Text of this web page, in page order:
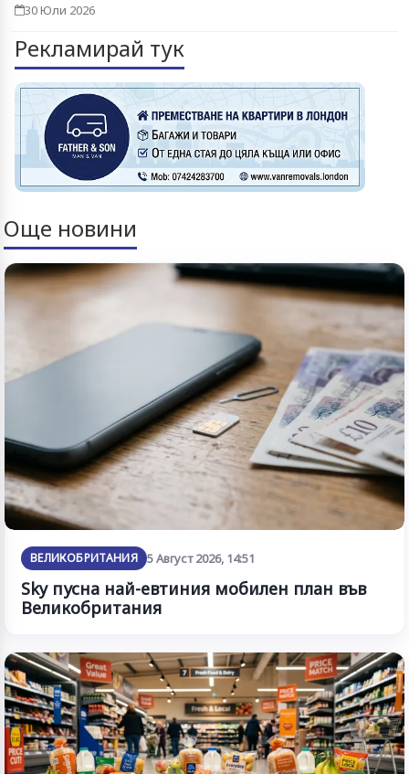
30 Юли 2026
Рекламирай тук
Още новини
ВЕЛИКОБРИТАНИЯ 5 Август 2026, 14:51
Sky пусна най-евтиния мобилен план във
Великобритания